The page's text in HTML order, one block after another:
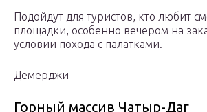
Подойдут для туристов, кто любит
площадки, особенно вечером на
условии похода с палатками.
Демерджи
Горный массив Чатыр-Даг